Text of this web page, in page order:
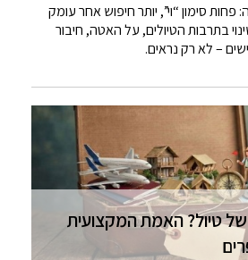
סימון “וי”, יותר חיפוש אחר עומק
בתרבות הטיולים, על האטה, חיבור
– לא רק נראים.
טיול? האמת המקצועית